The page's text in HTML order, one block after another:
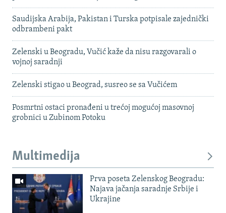
Saudijska Arabija, Pakistan i Turska potpisale zajednički
odbrambeni pakt
Zelenski u Beogradu, Vučić kaže da nisu razgovarali o
vojnoj saradnji
Zelenski stigao u Beograd, susreo se sa Vučićem
Posmrtni ostaci pronađeni u trećoj mogućoj masovnoj
grobnici u Zubinom Potoku
Multimedija
Prva poseta Zelenskog Beogradu:
Najava jačanja saradnje Srbije i
Ukrajine